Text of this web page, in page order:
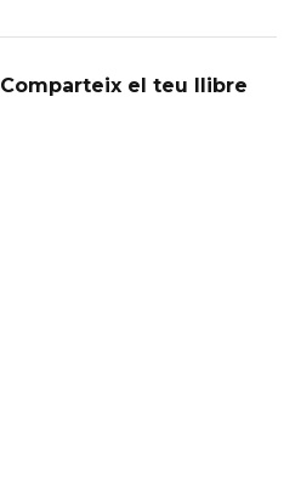
Comparteix el teu llibre